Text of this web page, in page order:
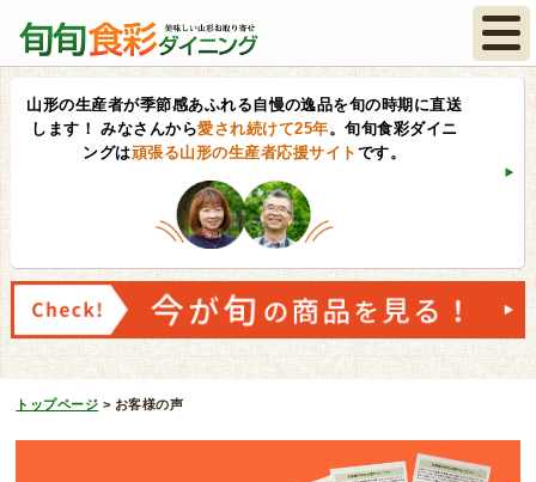
山形の生産者が季節感あふれる自慢の逸品を旬の時期に直送
します！ みなさんから愛され続けて25年。旬旬食彩ダイニ
ングは頑張る山形の生産者応援サイト です。
トップページ > お客様の声